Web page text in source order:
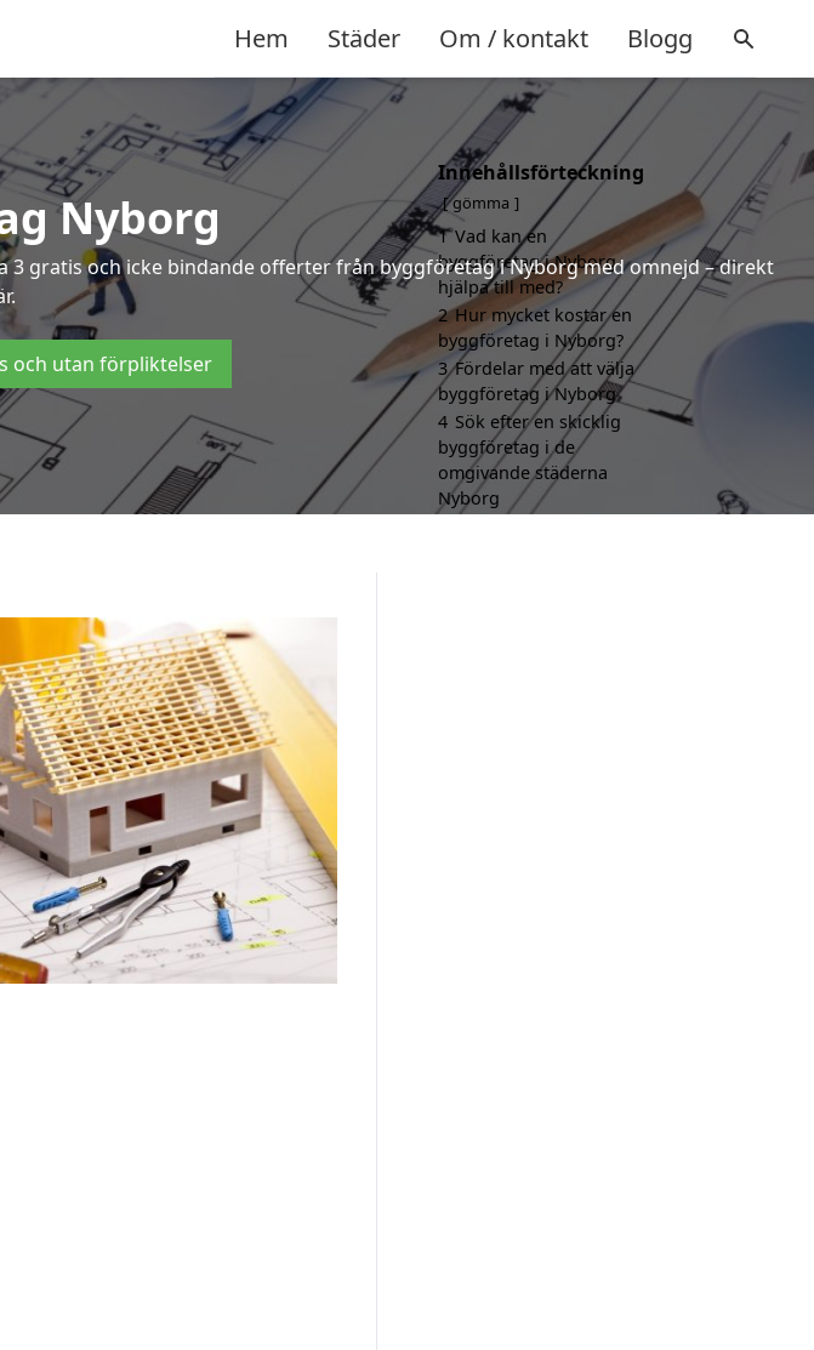
Hem Städer Om / kontakt Blogg
Nyborg
gratis och icke bindande offerter från byggföretag i Nyborg med omnejd – direkt
och utan förpliktelser
Innehållsförteckning
gömma
1 Vad kan en
byggföretag i Nyborg
hjälpa till med?
2 Hur mycket kostar en
byggföretag i Nyborg?
3 Fördelar med att välja
byggföretag i Nyborg
4 Sök efter en skicklig
byggföretag i de
omgivande städerna
Nyborg